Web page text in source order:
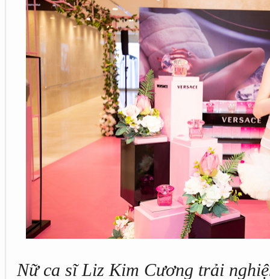
Nữ ca sĩ Liz Kim Cương trải